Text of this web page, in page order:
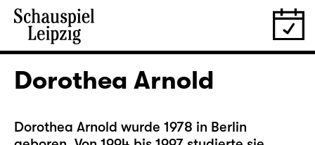
Dorothea Arnold
Dorothea Arnold wurde 1978 in Berlin